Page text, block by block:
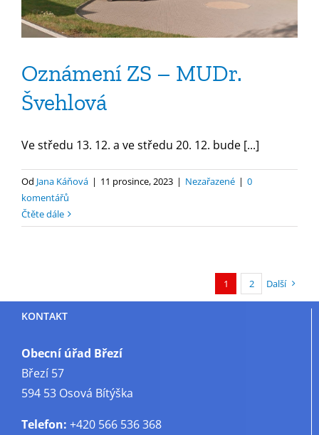
Oznámení ZS – MUDr.
Švehlová
Ve středu 13. 12. a ve středu 20. 12. bude [...]
Od Jana Káňová | 11 prosince, 2023 | Nezařazené | 0
komentářů
Čtěte dále
1 2 Další
KONTAKT
Obecní úřad Březí
Březí 57
594 53 Osová Bítýška
Telefon: +420 566 536 368